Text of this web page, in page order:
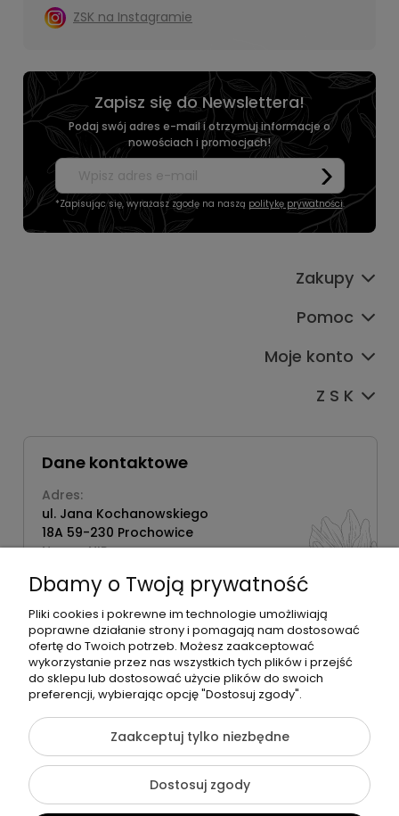
ZSK na Instagramie
Zapisz się do Newslettera!
Podaj swój adres e-mail i otrzymuj informacje o
nowościach i promocjach!
*Zapisując się, wyrażasz zgodę na naszą politykę prywatności.
Zakupy
Pomoc
Moje konto
Z S K
Dane kontaktowe
Adres:
ul. Jana Kochanowskiego
18A 59-230 Prochowice
Numer NIP:
Telefon:
518358020
©2026 Wszelkie Prawa Zastrzeżone | Zrób Sobie Krem
Szablon Flex byEcommercy
Pokaż pełną wersję strony
Dbamy o Twoją prywatność
Pliki cookies i pokrewne im technologie umożliwiają
poprawne działanie strony i pomagają nam dostosować
ofertę do Twoich potrzeb. Możesz zaakceptować
wykorzystanie przez nas wszystkich tych plików i przejść
do sklepu lub dostosować użycie plików do swoich
preferencji, wybierając opcję "Dostosuj zgody".
Zaakceptuj tylko niezbędne
Dostosuj zgody